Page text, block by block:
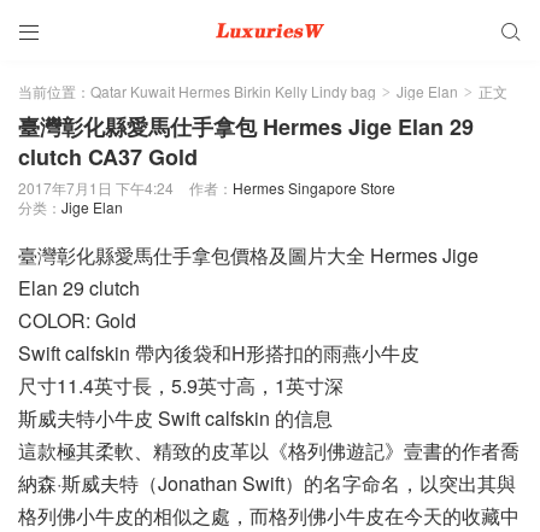
 
当前位置： Qatar Kuwait Hermes Birkin Kelly Lindy bag > Jige Elan > 正文
臺灣彰化縣愛馬仕手拿包 Hermes Jige Elan 29
clutch CA37 Gold
2017年7月1日 下午4:24 作者： Hermes Singapore Store
分类： Jige Elan
臺灣彰化縣愛馬仕手拿包價格及圖片大全 Hermes Jige
Elan 29 clutch
COLOR: Gold
Swift calfskin 帶內後袋和H形搭扣的雨燕小牛皮
尺寸11.4英寸長，5.9英寸高，1英寸深
斯威夫特小牛皮 Swift calfskin 的信息
這款極其柔軟、精致的皮革以《格列佛遊記》壹書的作者喬
納森·斯威夫特（Jonathan Swift）的名字命名，以突出其與
格列佛小牛皮的相似之處，而格列佛小牛皮在今天的收藏中